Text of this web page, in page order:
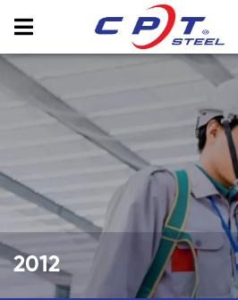
2012